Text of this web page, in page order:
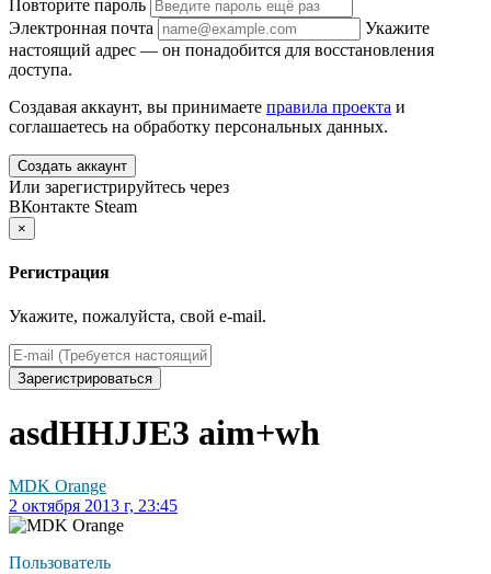
Повторите пароль
Электронная почта
Укажите
настоящий адрес — он понадобится для восстановления
доступа.
Создавая аккаунт, вы принимаете правила проекта и
соглашаетесь на обработку персональных данных.
Создать аккаунт
Или зарегистрируйтесь через
ВКонтакте Steam
×
Регистрация
Укажите, пожалуйста, свой e-mail.
Зарегистрироваться
asdHHJJE3 aim+wh
MDK Orange
2 октября 2013 г, 23:45
Пользователь